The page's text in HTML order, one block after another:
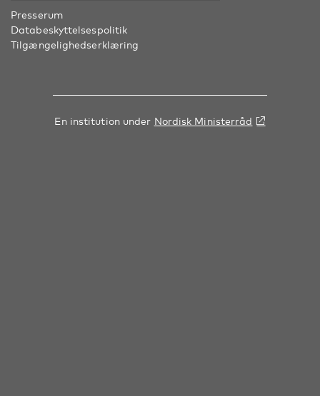
Presserum
Databeskyttelsespolitik
Tilgængelighedserklæring
En institution under Nordisk Ministerråd